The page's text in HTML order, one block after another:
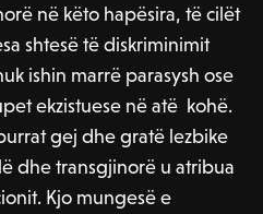
në këto hapësira, të cilët
shtesë të diskriminimit
ishin marrë parasysh ose
ekzistuese në atë kohë.
gej dhe gratë lezbike
dhe transgjinorë u atribua
Kjo mungesë e